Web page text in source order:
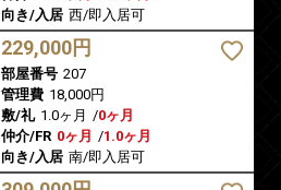
向き/入居 西/即入居可
229,000円
部屋番号 207
管理費 18,000円
敷/礼 1.0ヶ月 /0ヶ月
仲介/FR 0ヶ月 /1.0ヶ月
向き/入居 南/即入居可